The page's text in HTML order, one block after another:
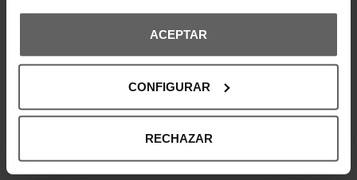
ACEPTAR
CONFIGURAR
RECHAZAR
CAMISETA TOMMY HILFIGER
31,92 € 39,90 €
CAMISETA TOMMY HILFIGER
27,92 € 34,90 €
REBAJAS+